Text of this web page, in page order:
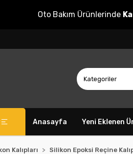
Oto Bakım Ürünlerinde
Anasayfa Yeni Eklenen
Kalıpları Silikon Epoksi Reçine